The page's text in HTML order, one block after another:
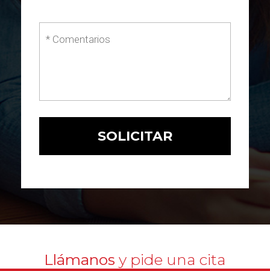
Llámanos y pide una cita